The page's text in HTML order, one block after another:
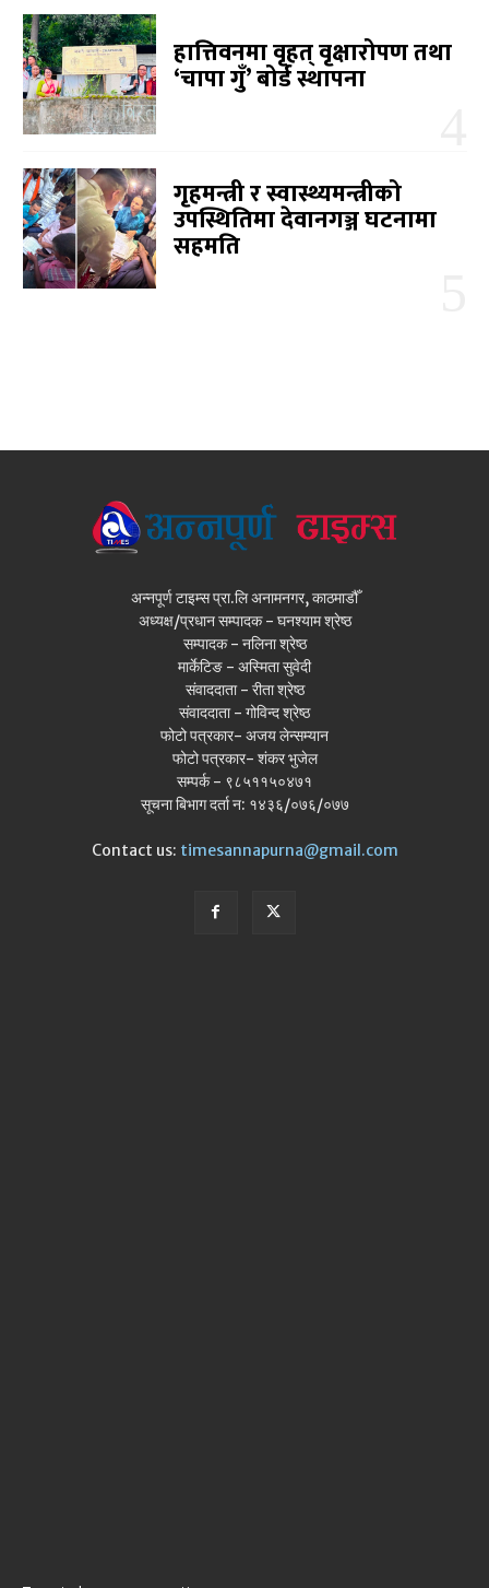
हात्तिवनमा वृहत् वृक्षारोपण तथा
‘चापा गुँ’ बोर्ड स्थापना
गृहमन्त्री र स्वास्थ्यमन्त्रीको
उपस्थितिमा देवानगञ्ज घटनामा
सहमति
अन्नपूर्ण टाइम्स प्रा.लि अनामनगर, काठमाडौँ
अध्यक्ष/प्रधान सम्पादक - घनश्याम श्रेष्ठ
सम्पादक - नलिना श्रेष्ठ
मार्केटिङ - अस्मिता सुवेदी
संवाददाता - रीता श्रेष्ठ
संवाददाता - गोविन्द श्रेष्ठ
फोटो पत्रकार- अजय लेन्सम्यान
फोटो पत्रकार- शंकर भुजेल
सम्पर्क - ९८५११५०४७१
सूचना बिभाग दर्ता न: १४३६/०७६/०७७
Contact us: timesannapurna@gmail.com